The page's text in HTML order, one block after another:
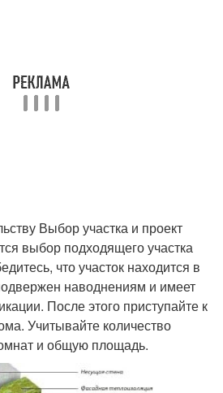
Выбор участка и проект
выбор подходящего участка
что участок находится в
наводнениям и имеет
После этого приступайте к
Учитывайте количество
и общую площадь.